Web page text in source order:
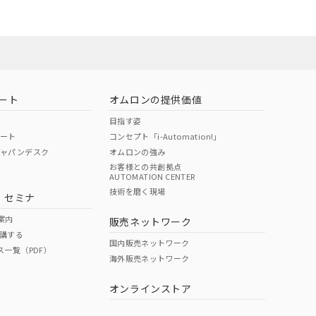
O O
ページへ
ください
ト
ト
パンデスク
セミナ
内
する
覧（PDF）
オムロンの提供価値
目指す姿
コンセプト「i-Automation!」
オムロンの強み
お客様との共創拠点
AUTOMATION CENTER
技術を磨く現場
販売ネットワーク
国内販売ネットワーク
海外販売ネットワーク
オンラインストア